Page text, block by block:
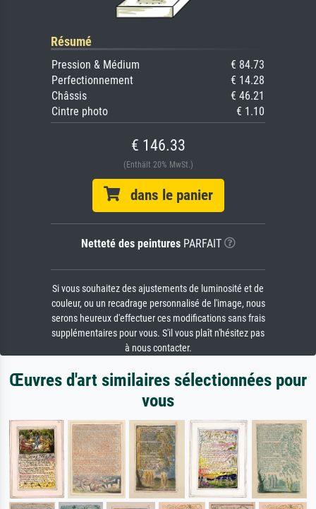
Résumé
Pression & Médium
€ 84.73
Perfectionnement
€ 14.28
Châssis
€ 46.21
Cintre photo
€ 1.10
€ 146.33
(Enthält 20% MwSt.)
dans le panier
Netteté des peinturesPARFAIT
Si vous souhaitez des ajustements de luminosité et de
couleur, ou un recadrage personnalisé de l'image, nous
serons heureux d'effectuer ces modifications sans frais
supplémentaires pour vous. S'il vous plaît n'hésitez pas
à nous contacter.
Œuvres d'art similaires sélectionnées pour
vous